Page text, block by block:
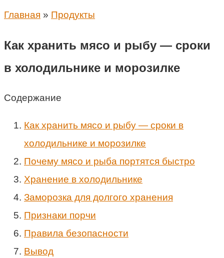
Главная » Продукты
Как хранить мясо и рыбу — сроки
в холодильнике и морозилке
Содержание
Как хранить мясо и рыбу — сроки в
холодильнике и морозилке
Почему мясо и рыба портятся быстро
Хранение в холодильнике
Заморозка для долгого хранения
Признаки порчи
Правила безопасности
Вывод